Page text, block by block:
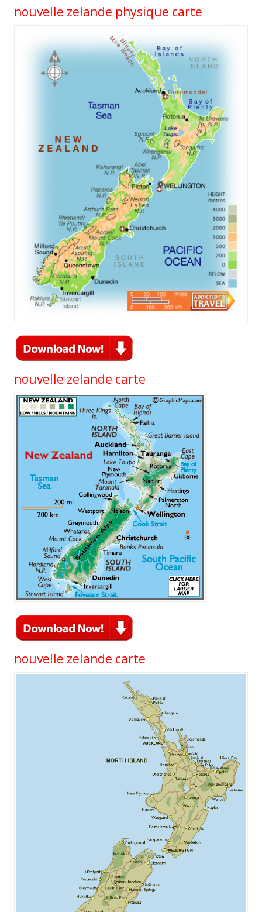
nouvelle zelande physique carte
nouvelle zelande carte
nouvelle zelande carte